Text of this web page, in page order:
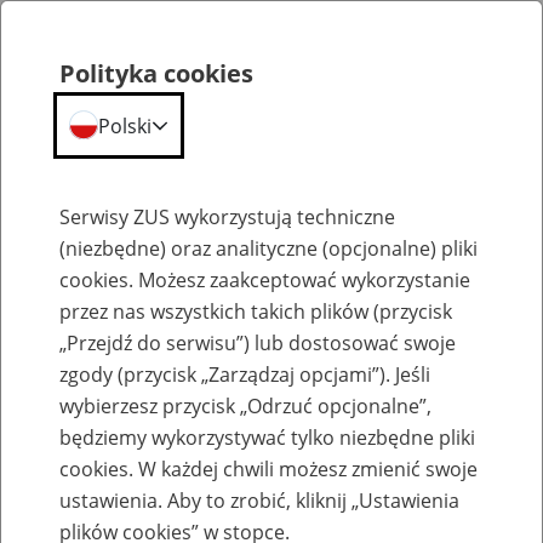
Emerytury
Baza zlikwidowanych lub
przekształconych zakładów pracy
Polityka cookies
Polski
Serwisy ZUS wykorzystują techniczne
(niezbędne) oraz analityczne (opcjonalne) pliki
cookies. Możesz zaakceptować wykorzystanie
przez nas wszystkich takich plików (przycisk
„Przejdź do serwisu”) lub dostosować swoje
zgody (przycisk „Zarządzaj opcjami”). Jeśli
wybierzesz przycisk „Odrzuć opcjonalne”,
będziemy wykorzystywać tylko niezbędne pliki
cookies. W każdej chwili możesz zmienić swoje
ustawienia. Aby to zrobić, kliknij „Ustawienia
plików cookies” w stopce.